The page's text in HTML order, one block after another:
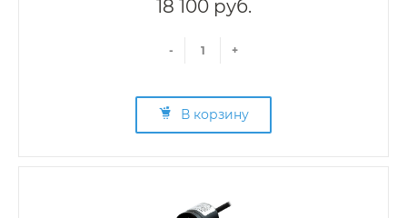
18 100 руб.
- +
В корзину